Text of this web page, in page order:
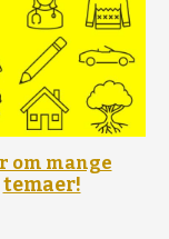
om mange
temaer!